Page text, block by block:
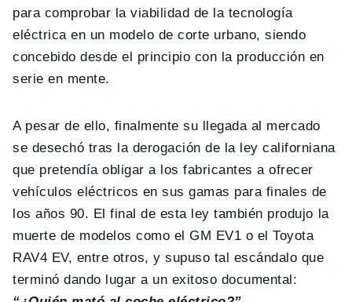
para comprobar la viabilidad de la tecnología
eléctrica en un modelo de corte urbano, siendo
concebido desde el principio con la producción en
serie en mente.
A pesar de ello, finalmente su llegada al mercado
se desechó tras la derogación de la ley californiana
que pretendía obligar a los fabricantes a ofrecer
vehículos eléctricos en sus gamas para finales de
los años 90. El final de esta ley también produjo la
muerte de modelos como el GM EV1 o el Toyota
RAV4 EV, entre otros, y supuso tal escándalo que
terminó dando lugar a un exitoso documental: